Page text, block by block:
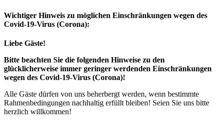
Wichtiger Hinweis zu möglichen Ein­schränk­ungen wegen des
Covid-19-Virus (Corona):
Liebe Gäste!
Bitte beachten Sie die folgenden Hinweise zu den
glücklicherweise immer geringer werdenden Einschränkungen
wegen des Covid-19-Virus (Corona)!
Alle Gäste dürfen von uns beherbergt werden, wenn bestimmte
Rahmenbedingungen nachhaltig erfüllt bleiben! Seien Sie uns bitte
herzlich willkommen!